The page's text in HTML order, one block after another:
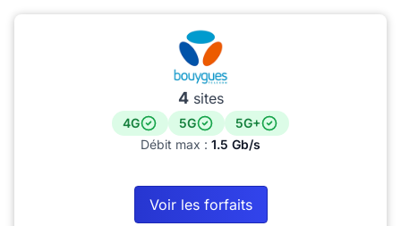
4sites
4G 5G
5G+
Débit max : 1.5 Gb/s
Voir les forfaits